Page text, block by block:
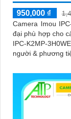
950,000 ₫
Camera Imou
đại phù hợp cho
IPC-K2MP-
người & phương